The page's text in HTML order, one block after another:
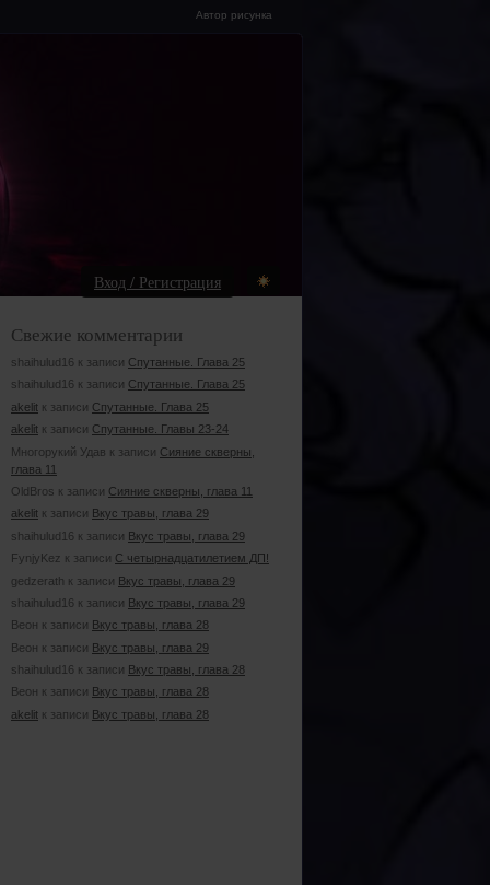
Автор рисунка
Вход / Регистрация
Свежие комментарии
shaihulud16 к записи Спутанные. Глава 25
shaihulud16 к записи Спутанные. Глава 25
akelit к записи Спутанные. Глава 25
akelit к записи Спутанные. Главы 23-24
Многорукий Удав к записи Сияние скверны,
глава 11
OldBros к записи Сияние скверны, глава 11
akelit к записи Вкус травы, глава 29
shaihulud16 к записи Вкус травы, глава 29
FynjyKez к записи С четырнадцатилетием ДП!
gedzerath к записи Вкус травы, глава 29
shaihulud16 к записи Вкус травы, глава 29
Веон к записи Вкус травы, глава 28
Веон к записи Вкус травы, глава 29
shaihulud16 к записи Вкус травы, глава 28
Веон к записи Вкус травы, глава 28
akelit к записи Вкус травы, глава 28